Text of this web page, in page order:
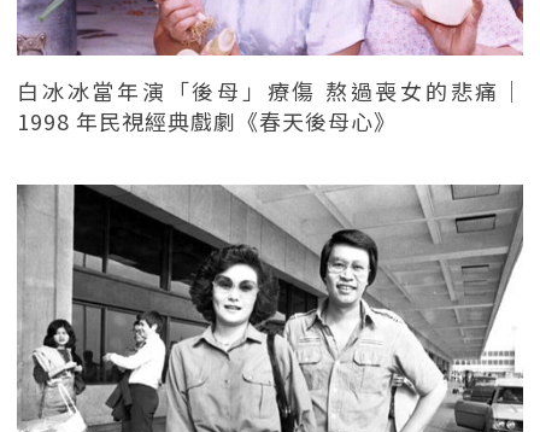
白冰冰當年演「後母」療傷 熬過喪女的悲痛｜
1998 年民視經典戲劇《春天後母心》